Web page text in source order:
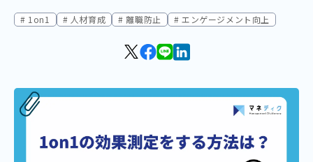
1on1 人材育成 離職防止 エンゲージメント向上